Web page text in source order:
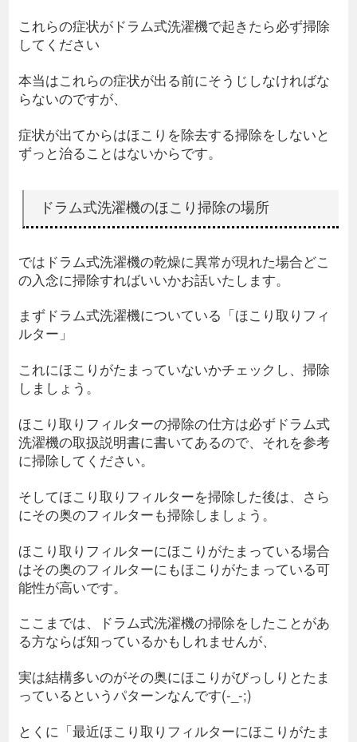
これらの症状がドラム式洗濯機で起きたら必ず掃除
してください
本当はこれらの症状が出る前にそうじしなければな
らないのですが、
症状が出てからはほこりを除去する掃除をしないと
ずっと治ることはないからです。
ドラム式洗濯機のほこり掃除の場所
ではドラム式洗濯機の乾燥に異常が現れた場合どこ
の入念に掃除すればいいかお話いたします。
まずドラム式洗濯機についている「ほこり取りフィ
ルター」
これにほこりがたまっていないかチェックし、掃除
しましょう。
ほこり取りフィルターの掃除の仕方は必ずドラム式
洗濯機の取扱説明書に書いてあるので、それを参考
に掃除してください。
そしてほこり取りフィルターを掃除した後は、さら
にその奥のフィルターも掃除しましょう。
ほこり取りフィルターにほこりがたまっている場合
はその奥のフィルターにもほこりがたまっている可
能性が高いです。
ここまでは、ドラム式洗濯機の掃除をしたことがあ
る方ならば知っているかもしれませんが、
実は結構多いのがその奥にほこりがびっしりとたま
っているというパターンなんです(-_-;)
とくに「最近ほこり取りフィルターにほこりがたま